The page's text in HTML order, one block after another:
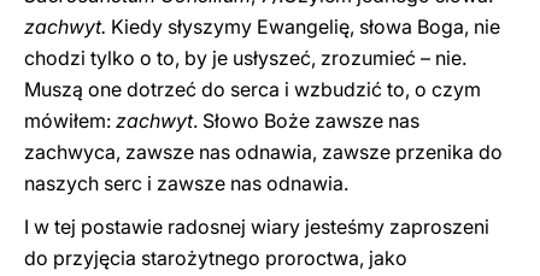
zachwyt. Kiedy słyszymy Ewangelię, słowa Boga, nie
chodzi tylko o to, by je usłyszeć, zrozumieć – nie.
Muszą one dotrzeć do serca i wzbudzić to, o czym
mówiłem: zachwyt. Słowo Boże zawsze nas
zachwyca, zawsze nas odnawia, zawsze przenika do
naszych serc i zawsze nas odnawia.
I w tej postawie radosnej wiary jesteśmy zaproszeni
do przyjęcia starożytnego proroctwa, jako